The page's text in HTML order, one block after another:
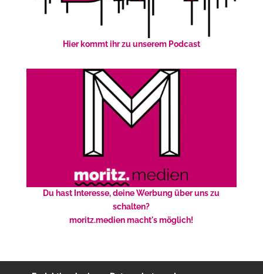
Hier kommt ihr zu unserem Podcast
Du hast Interesse, deine Werbung über uns zu
schalten?
moritz.medien macht's möglich!